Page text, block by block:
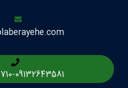
-09132643581